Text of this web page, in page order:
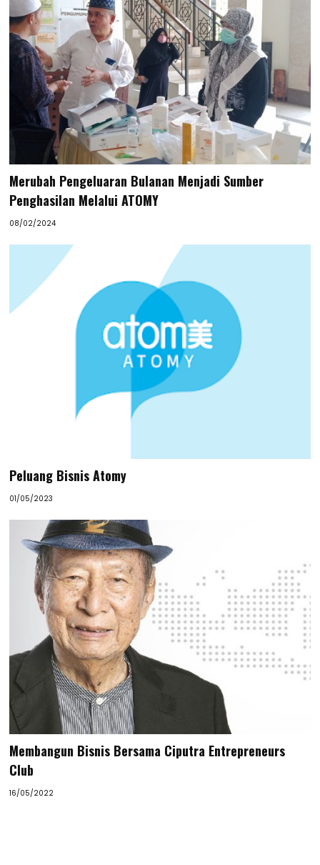
Merubah Pengeluaran Bulanan Menjadi Sumber
Penghasilan Melalui ATOMY
08/02/2024
Peluang Bisnis Atomy
01/05/2023
Membangun Bisnis Bersama Ciputra Entrepreneurs
Club
16/05/2022